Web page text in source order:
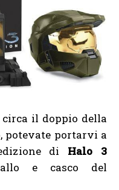
circa il doppio della
potevate portarvi a
di Halo 3
e casco del